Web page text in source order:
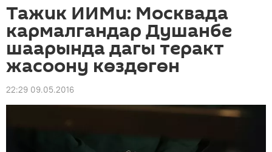
Тажик ИИМи: Москвада
кармалгандар Душанбе
шаарында дагы теракт
жасоону көздөгөн
22:29 09.05.2016